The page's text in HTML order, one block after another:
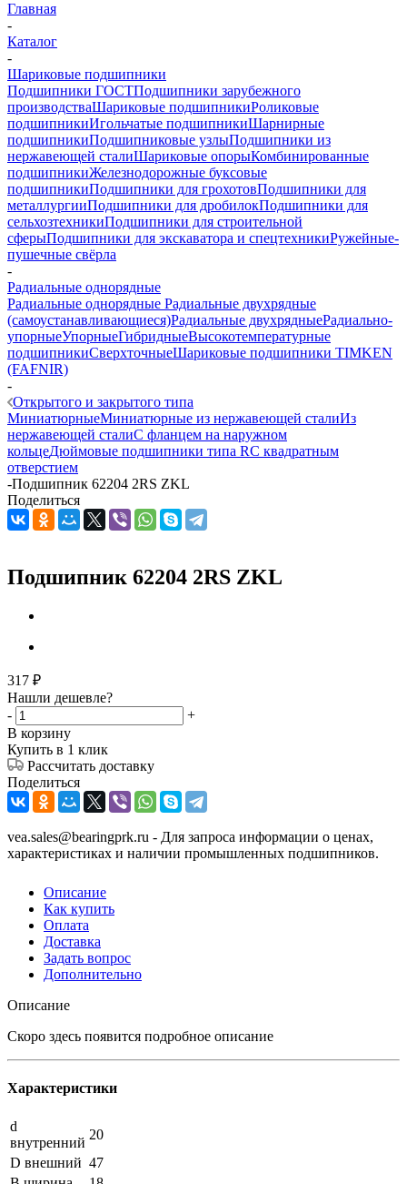
Главная
-
Каталог
-
Шариковые подшипники
Подшипники ГОСТПодшипники зарубежного
производстваШариковые подшипникиРоликовые
подшипникиИгольчатые подшипникиШарнирные
подшипникиПодшипниковые узлыПодшипники из
нержавеющей сталиШариковые опорыКомбинированные
подшипникиЖелезнодорожные буксовые
подшипникиПодшипники для грохотовПодшипники для
металлургииПодшипники для дробилокПодшипники для
сельхозтехникиПодшипники для строительной
сферыПодшипники для экскаватора и спецтехникиРужейные-
пушечные свёрла
-
Радиальные однорядные
Радиальные однорядные Радиальные двухрядные
(самоустанавливающиеся)Радиальные двухрядныеРадиально-
упорныеУпорныеГибридныеВысокотемпературные
подшипникиСверхточныеШариковые подшипники TIMKEN
(FAFNIR)
-
Открытого и закрытого типа
МиниатюрныеМиниатюрные из нержавеющей сталиИз
нержавеющей сталиС фланцем на наружном
кольцеДюймовые подшипники типа RС квадратным
отверстием
-Подшипник 62204 2RS ZKL
Поделиться
Подшипник 62204 2RS ZKL
317 ₽
Нашли дешевле?
-
+
В корзину
Купить в 1 клик
Рассчитать доставку
Поделиться
vea.sales@bearingprk.ru - Для запроса информации о ценах,
характеристиках и наличии промышленных подшипников.
Описание
Как купить
Оплата
Доставка
Задать вопрос
Дополнительно
Описание
Скоро здесь появится подробное описание
Характеристики
d
внутренний
20
D внешний 47